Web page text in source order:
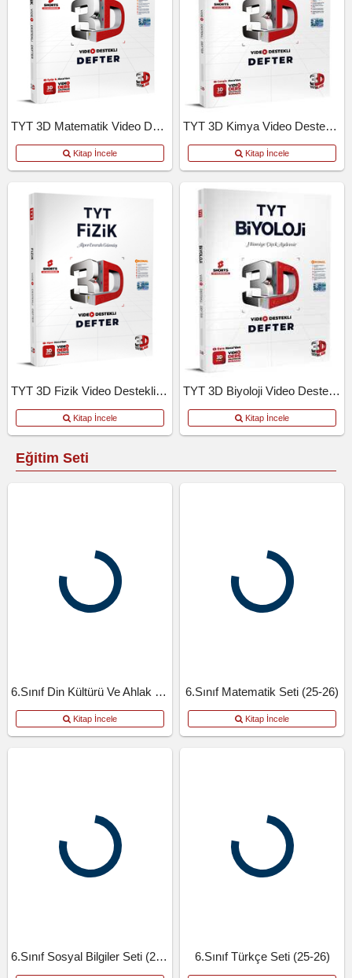
TYT 3D Matematik Video Destekli Defter
Kitap İncele
TYT 3D Kimya Video Destekli Defter
Kitap İncele
TYT 3D Fizik Video Destekli Defter
Kitap İncele
TYT 3D Biyoloji Video Destekli Defter
Kitap İncele
Eğitim Seti
6.Sınıf Din Kültürü Ve Ahlak Bil.Seti (25-26)
Kitap İncele
6.Sınıf Matematik Seti (25-26)
Kitap İncele
6.Sınıf Sosyal Bilgiler Seti (25-26) 6.Sınıf Türkçe Seti (25-26)